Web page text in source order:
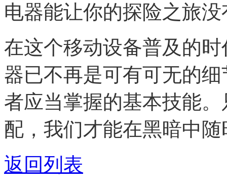
电器能让你的探险之旅没
在这个移动设备普及的
器已不再是可有可无的
者应当掌握的基本技能
配，我们才能在黑暗中
返回列表